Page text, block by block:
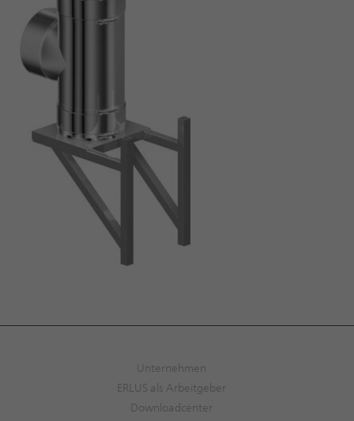
Unternehmen
ERLUS als Arbeitgeber
Downloadcenter